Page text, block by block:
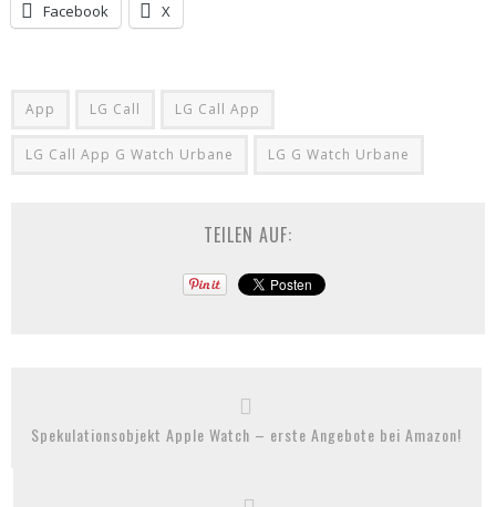
Facebook X
App LG Call LG Call App
LG Call App G Watch Urbane LG G Watch Urbane
TEILEN AUF:
Spekulationsobjekt Apple Watch – erste Angebote bei Amazon!